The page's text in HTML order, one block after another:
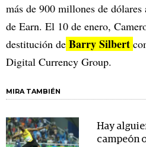
más de 900 millones de
de Earn. El 10 de enero,
destitución de Barry Silbert
Digital Currency Group.
MIRA TAMBIÉN
Hay
campeón